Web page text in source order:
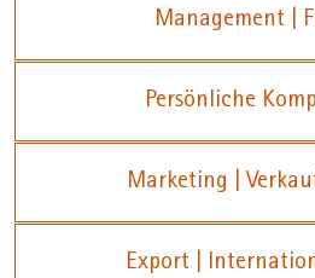
Management |
Persönliche
Marketing |
Export |